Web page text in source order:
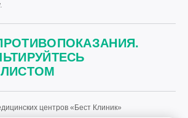
центров «Бест Клиник»